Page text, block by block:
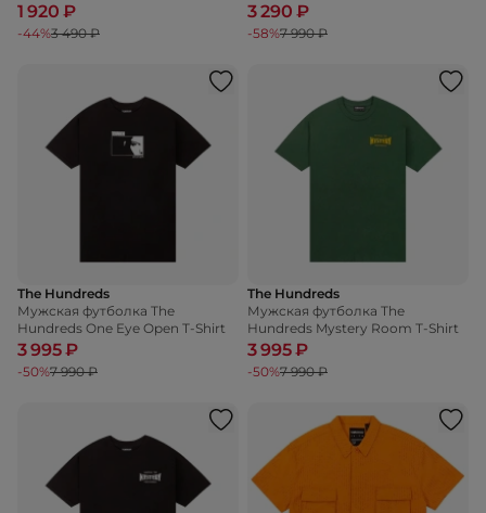
1 920 ₽
-44%3 490 ₽
3 290 ₽
-58%7 990 ₽
The Hundreds
Мужская футболка The
Hundreds One Eye Open T-Shirt
3 995 ₽
-50%7 990 ₽
The Hundreds
Мужская футболка The
Hundreds Mystery Room T-Shirt
3 995 ₽
-50%7 990 ₽